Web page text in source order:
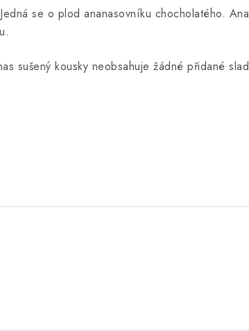
se o plod ananasovníku chocholatého.
sušený kousky neobsahuje žádné přidané